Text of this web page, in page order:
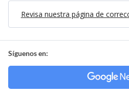
Revisa nuestra página de
Síguenos en: